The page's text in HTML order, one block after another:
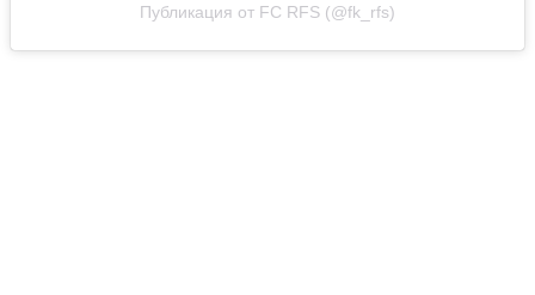
Публикация от FC RFS (@fk_rfs)